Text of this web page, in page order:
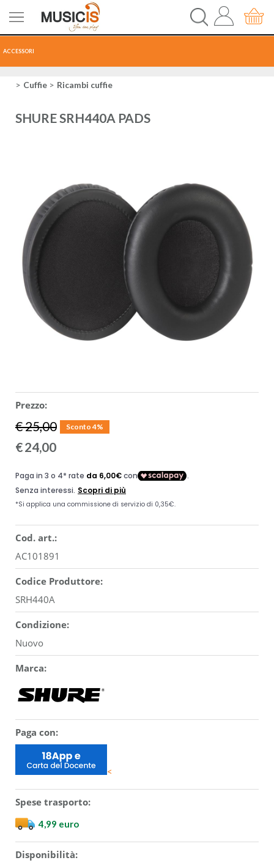
CHITARRE
AUDIO-LUCI
ORCHESTRA
SPARTITI
ACCESSORI
Cuffie Ricambi cuffie
SHURE SRH440A PADS
Prezzo:
€ 25,00 Sconto 4%
€24,00
Cod. art.:
AC101891
Codice Produttore:
SRH440A
Condizione:
Nuovo
Marca:
Paga con:
<
Spese trasporto:
4,99 euro
Disponibilità: